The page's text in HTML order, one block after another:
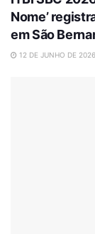
Nome’
em São
12 DE JUNHO DE 2026